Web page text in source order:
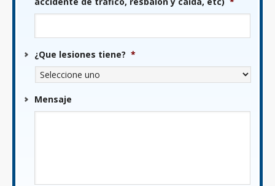
¿Que lesiones tiene? *
Mensaje